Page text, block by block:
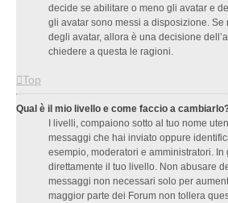
decide se abilitare o meno gli avatar e
gli avatar sono messi a disposizione. Se
degli avatar, allora è una decisione
chiedere a questa le ragioni.
Top
Qual è il mio livello e come faccio a
I livelli, compaiono sotto al tuo nome
messaggi che hai inviato oppure
esempio, moderatori e amministratori.
direttamente il tuo livello. Non abusare
messaggi non necessari solo per
maggior parte dei Forum non tollera